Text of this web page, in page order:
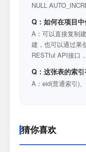
NULL
Q：如何在项目
A：可以直接复制
建，也可以通过果
RESTful API接口
Q：这张表的索引
A：eid(普通索引)
猜你喜欢